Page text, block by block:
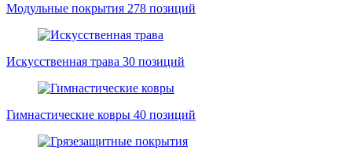
Модульные покрытия 278 позиций
Искусственная трава 30 позиций
Гимнастические ковры 40 позиций